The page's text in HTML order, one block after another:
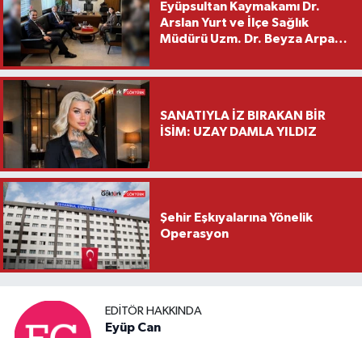
Eyüpsultan Kaymakamı Dr.
Arslan Yurt ve İlçe Sağlık
Müdürü Uzm. Dr. Beyza Arpacı
Ziyareti
SANATIYLA İZ BIRAKAN BİR
İSİM: UZAY DAMLA YILDIZ
Şehir Eşkıyalarına Yönelik
Operasyon
EDITÖR HAKKINDA
Eyüp Can